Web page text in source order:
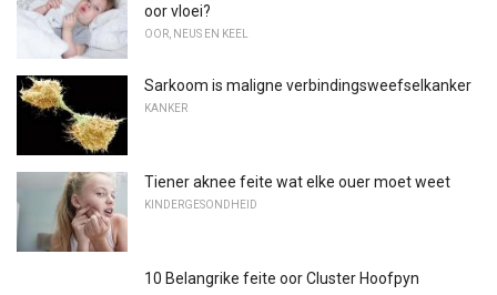
oor vloei?
OOR, NEUS EN KEEL
Sarkoom is maligne verbindingsweefselkanker
KANKER
Tiener aknee feite wat elke ouer moet weet
KINDERGESONDHEID
10 Belangrike feite oor Cluster Hoofpyn